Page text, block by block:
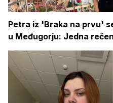
Petra iz 'Braka na prvu'
u Međugorju: Jedna